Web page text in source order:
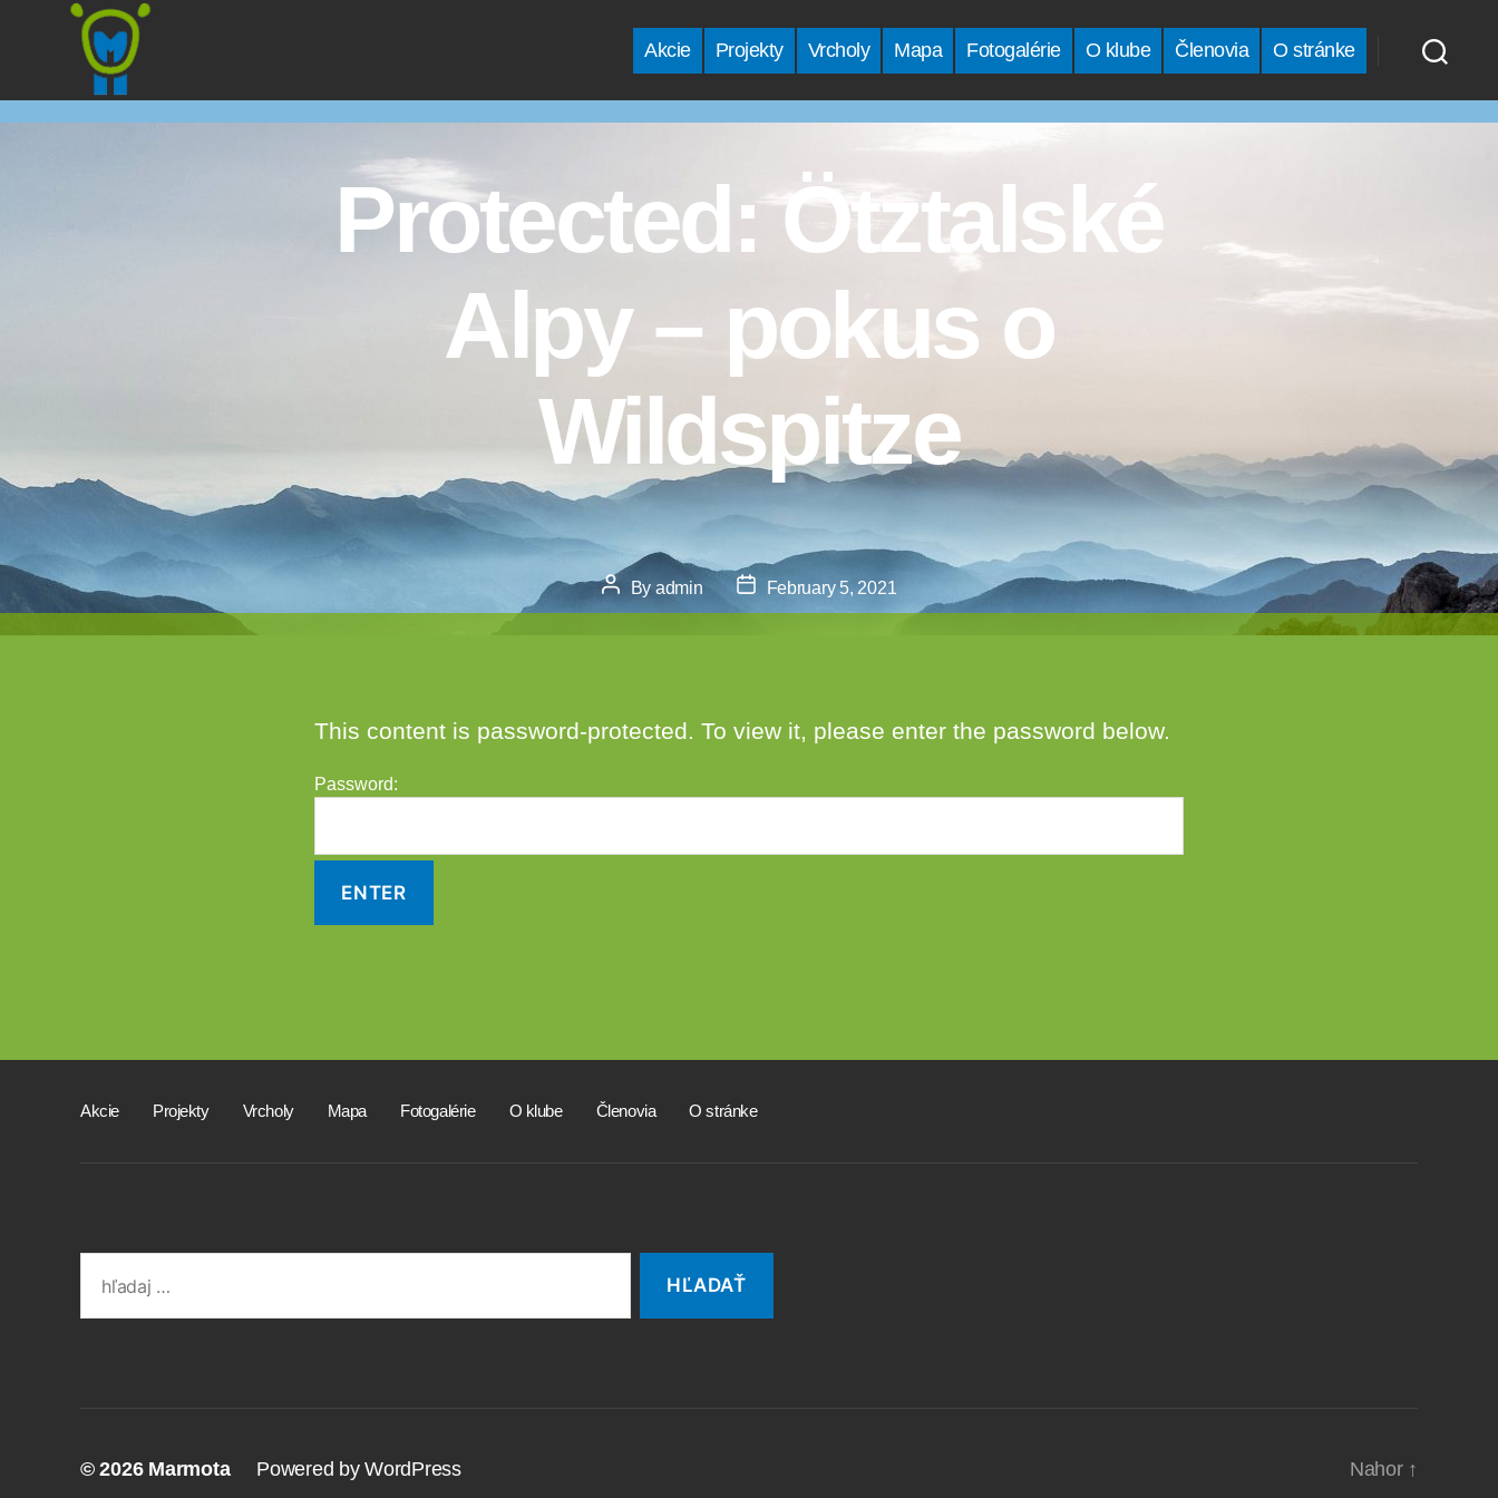
Akcie Projekty Vrcholy Mapa Fotogalérie O klube Členovia O stránke
Protected: Ötztalské
Alpy – pokus o
Wildspitze
Post
author
By admin
Post
date
February 5, 2021
This content is password-protected. To view it, please enter the password below.
Password:
Akcie Projekty Vrcholy Mapa Fotogalérie O klube Členovia O stránke
for:
© 2026 Marmota Powered by WordPress Nahor ↑